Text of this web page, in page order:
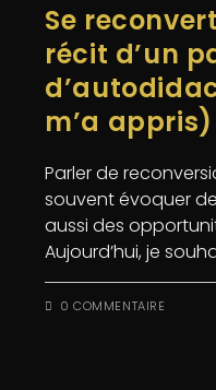
Se
récit d’un
m’a appris)
Parler de
souvent évoquer
aussi des
Aujourd’hui, je
0 COMMENTAIRE